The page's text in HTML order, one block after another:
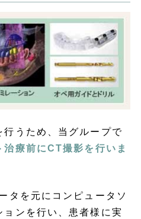
行うため、当グループで
療前にCT撮影を行いま
タを元にコンピュータソ
ンを行い、患者様に実